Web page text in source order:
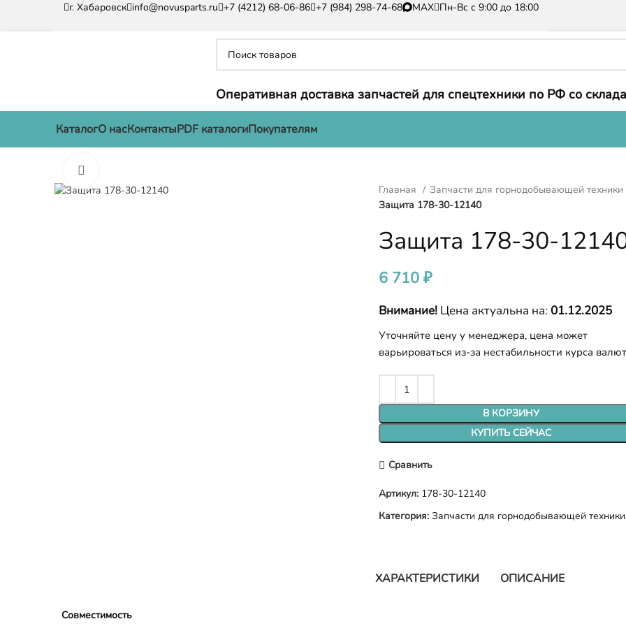
г. Хабаровск info@novusparts.ru +7 (4212) 68-06-86 +7 (984) 298-74-68 MAX Пн-Вс с 9:00 до 18:00
Оперативная доставка запчастей для спецтехники по РФ со
КаталогО насКонтактыPDF каталогиПокупателям
Главная
Запчасти для горнодобывающей техники
Защита 178-30-12140
Защита 178-30-
6 710₽
Внимание! Цена актуальна на: 01.12.2025
Уточняйте цену у менеджера, цена может
варьироваться из-за нестабильности курса валют
В КОРЗИНУ
КУПИТЬ СЕЙЧАС
Сравнить
Артикул: 178-30-12140
Категория: Запчасти для горнодобывающей техники
ХАРАКТЕРИСТИКИ ОПИСАНИЕ
Совместимость